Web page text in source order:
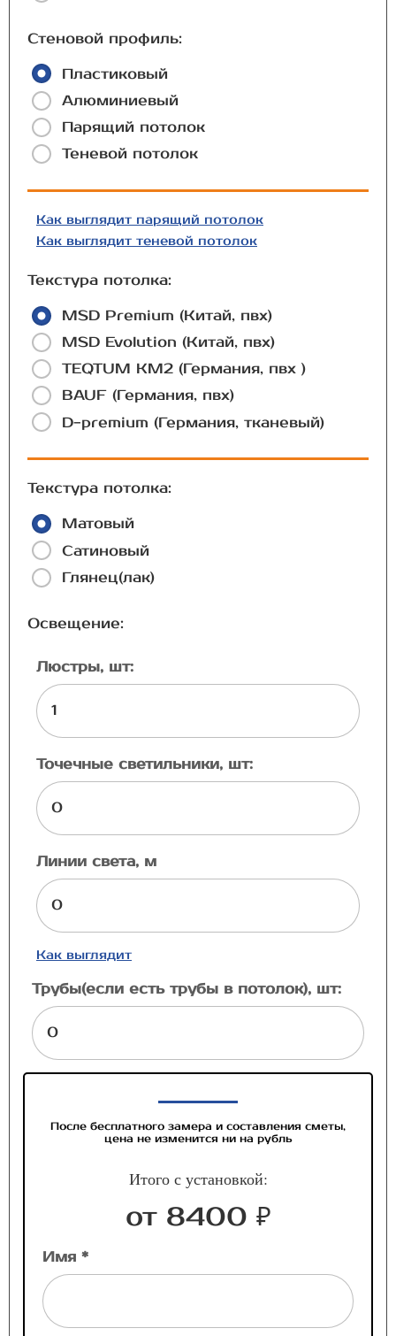
Стеновой профиль:
Пластиковый
Алюминиевый
Парящий потолок
Теневой потолок
Как выглядит парящий потолок
Как выглядит теневой потолок
Текстура потолка:
MSD Premium (Китай, пвх)
MSD Evolution (Китай, пвх)
TEQTUM КМ2 (Германия, пвх )
BAUF (Германия, пвх)
D-premium (Германия, тканевый)
Текстура потолка:
Матовый
Сатиновый
Глянец(лак)
Освещение:
Люстры, шт:
Точечные светильники, шт:
Линии света, м
Как выглядит
Трубы(если есть трубы в потолок), шт:
После бесплатного замера и составления сметы,
цена не изменится ни на рубль
Итого с установкой:
от 8400 ₽
Имя *